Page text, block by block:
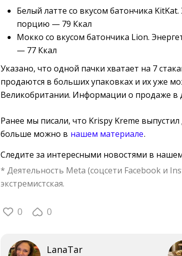
Белый латте со вкусом батончика
порцию — 79 Ккал
Мокко со вкусом батончика Lion.
— 77 Ккал
Указано, что одной пачки хватает на 7
продаются в больших упаковках и их уже
Великобритании. Информации о продаже в
Ранее мы писали, что Krispy Kreme
больше можно в нашем материале.
Следите за интересными новостями в
* Деятельность Meta (соцсети Facebook и
экстремистская.
0 0
LanaTar